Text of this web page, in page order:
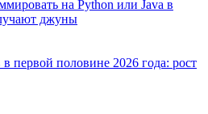
на Python или Java в
джуны
первой половине 2026 года: рост